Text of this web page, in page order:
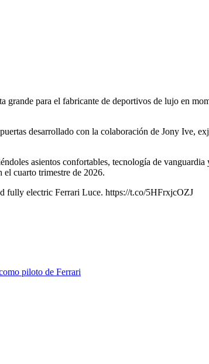
grande para el fabricante de deportivos de lujo en
desarrollado con la colaboración de Jony Ive,
asientos confortables, tecnología de
el cuarto trimestre de 2026.
fully electric Ferrari Luce. https://t.co/5HFrxjcOZJ
piloto de Ferrari